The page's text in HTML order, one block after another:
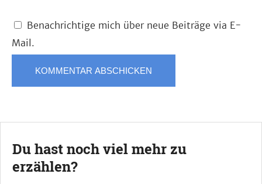
Benachrichtige mich über neue Beiträge via E-
Mail.
Du hast noch viel mehr zu
erzählen?